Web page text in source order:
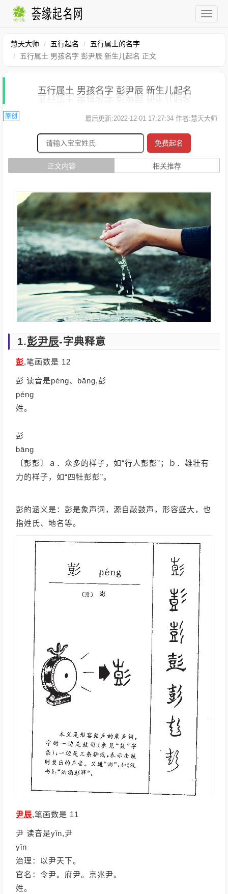
慧天大师 五行起名
五行属土的名字
五行属土 男孩名字 彭尹辰 新生儿起名 正文
五行属土 男孩名字 彭尹辰 新生儿起名
原创 最后更新:2022-12-01 17:27:34 作者:慧天大师
免费起名
正文内容 相关推荐
1.彭尹辰-字典释意
彭,笔画数是 12
彭 读音是péng、bāng,彭
péng
姓。
彭
bāng
〔彭彭〕ａ．众多的样子，如“行人彭彭”；ｂ．雄壮有
力的样子，如“四牡彭彭”。
彭的涵义是：彭是象声词，源自敲鼓声，形容盛大，也
指姓氏、地名等。
尹辰,笔画数是 11
尹 读音是yǐn,尹
yǐn
治理：以尹天下。
官名：令尹。府尹。京兆尹。
姓。